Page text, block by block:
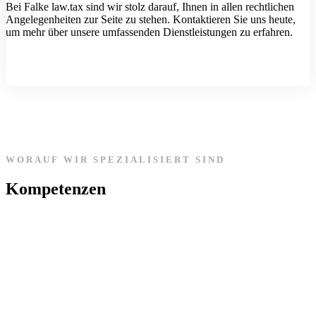
Bei Falke law.tax sind wir stolz darauf, Ihnen in allen rechtlichen
Angelegenheiten zur Seite zu stehen. Kontaktieren Sie uns heute,
um mehr über unsere umfassenden Dienstleistungen zu erfahren.
WORAUF WIR SPEZIALISIERT SIND
Kompetenzen